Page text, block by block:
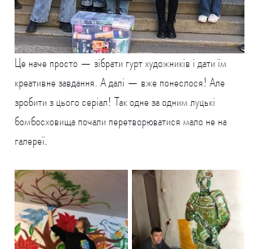
Це наче просто — зібрати гурт художників і дати їм
креативне завдання. А далі — вже понеслося! Але
зробити з цього серіал! Так одне за одним луцькі
бомбосховища почали перетворюватися мало не на
галереї.